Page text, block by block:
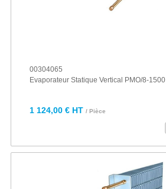
00304065
Evaporateur Statique Vertical PMO/8-1500
1 124,00 € HT / Pièce